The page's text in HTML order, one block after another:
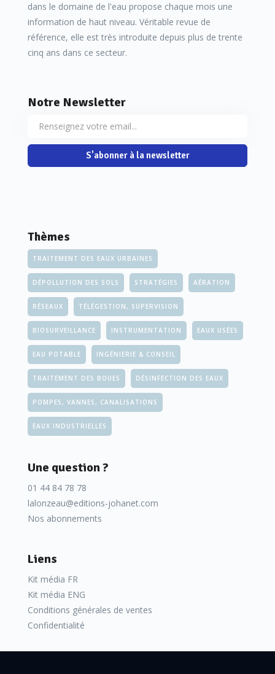
dans le domaine de l'eau propose chaque mois une
information de haut niveau. Véritable revue de
référence, elle est très introduite depuis plus de trente
cinq ans dans ce secteur.
Notre Newsletter
S'abonner à la newsletter
Thèmes
TRAITEMENT DES EAUX URBAINES
DÉPOLLUTION DES SOLS STRATÉGIES AÉRATION
RÉSEAUX TÉLÉGESTION, SUPERVISION
BIOSURVEILLANCE INSTRUMENTATION EAUX USÉES
EAU POTABLE INGÉNIERIE & CONSEIL
TRAITEMENT DES BOUES DÉSINFECTION DES EAUX
POMPES, VANNES, CANALISATIONS
EAUX INDUSTRIELLES
Une question ?
01 44 84 78 78
lalonzeau@editions-johanet.com
Nos abonnements
Liens
Kit média FR
Kit média ENG
Conditions générales de ventes
Confidentialité